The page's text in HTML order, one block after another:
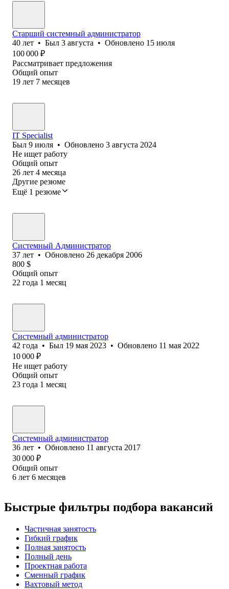
Старший системный администратор
40 лет • Был 3 августа • Обновлено 15 июля
100 000 ₽
Рассматривает предложения
Общий опыт
19 лет 7 месяцев
IT Specialist
Был 9 июля • Обновлено 3 августа 2024
Не ищет работу
Общий опыт
26 лет 4 месяца
Другие резюме
Ещё 1 резюме
Системный Администратор
37 лет • Обновлено 26 декабря 2006
800 $
Общий опыт
22 года 1 месяц
Системный администратор
42 года • Был 19 мая 2023 • Обновлено 11 мая 2022
10 000 ₽
Не ищет работу
Общий опыт
23 года 1 месяц
Системный администратор
36 лет • Обновлено 11 августа 2017
30 000 ₽
Общий опыт
6 лет 6 месяцев
Быстрые фильтры подбора вакансий
Частичная занятость
Гибкий график
Полная занятость
Полный день
Проектная работа
Сменный график
Вахтовый метод